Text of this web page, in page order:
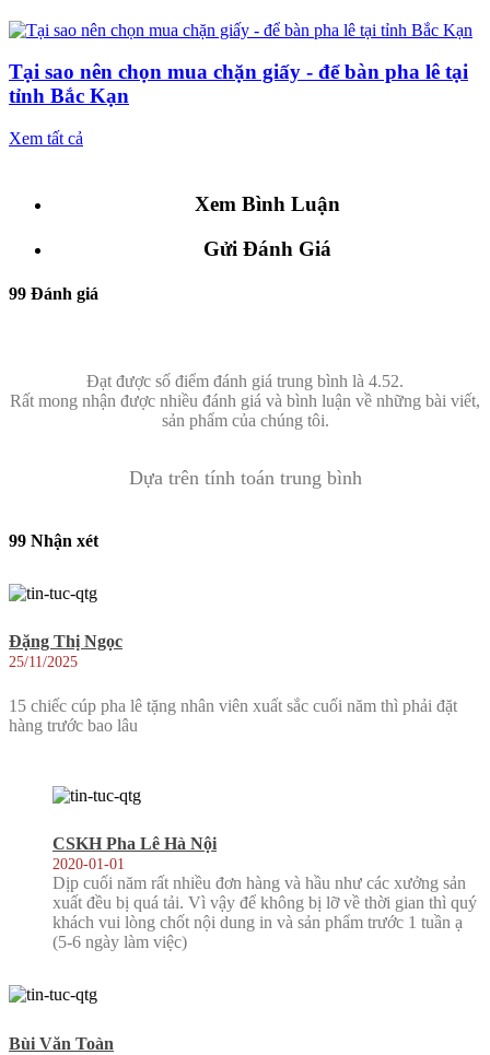
Tại sao nên chọn mua chặn giấy - để bàn pha lê tại
tỉnh Bắc Kạn
Xem tất cả
Xem Bình Luận
Gửi Đánh Giá
99 Đánh giá
Đạt được số điểm đánh giá trung bình là 4.52.
Rất mong nhận được nhiều đánh giá và bình luận về những bài viết,
sản phẩm của chúng tôi.
Dựa trên tính toán trung bình
99 Nhận xét
Đặng Thị Ngọc
25/11/2025
15 chiếc cúp pha lê tặng nhân viên xuất sắc cuối năm thì phải đặt
hàng trước bao lâu
CSKH Pha Lê Hà Nội
2020-01-01
Dịp cuối năm rất nhiều đơn hàng và hầu như các xưởng sản
xuất đều bị quá tải. Vì vậy để không bị lỡ về thời gian thì quý
khách vui lòng chốt nội dung in và sản phẩm trước 1 tuần ạ
(5-6 ngày làm việc)
Bùi Văn Toàn